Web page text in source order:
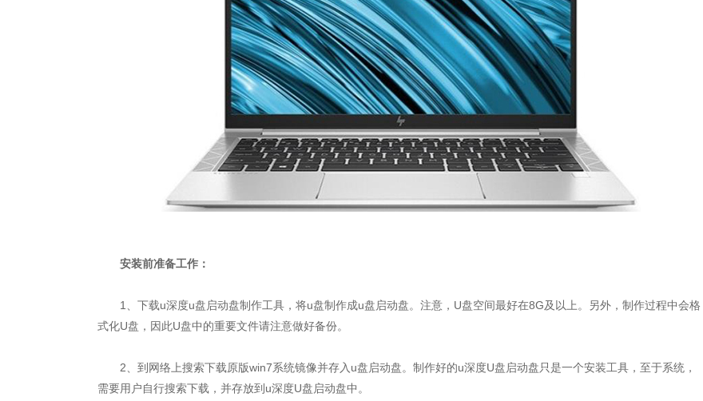
安装前准备工作：
1、下载u深度u盘启动盘制作工具，将u盘制作成u盘启动盘。注意，U盘空间最好在8G及以上。另外，制作过程中会格
式化U盘，因此U盘中的重要文件请注意做好备份。
2、到网络上搜索下载原版win7系统镜像并存入u盘启动盘。制作好的u深度U盘启动盘只是一个安装工具，至于系统，
需要用户自行搜索下载，并存放到u深度U盘启动盘中。